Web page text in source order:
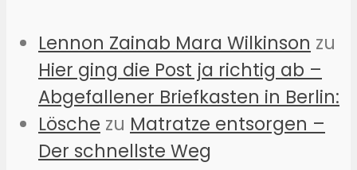
Lennon Zainab Mara Wilkinson zu
Hier ging die Post ja richtig ab –
Abgefallener Briefkasten in Berlin:
Lösche zu Matratze entsorgen –
Der schnellste Weg